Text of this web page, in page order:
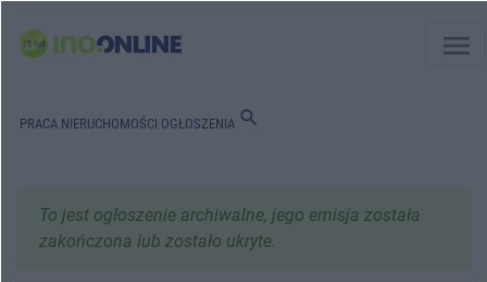
menu
PRACA NIERUCHOMOŚCI OGŁOSZENIA search
To jest ogłoszenie archiwalne, jego emisja została
zakończona lub zostało ukryte.